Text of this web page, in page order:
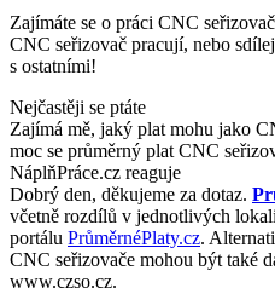
Zajímáte se o práci CNC
CNC seřizovač pracují, nebo
s ostatními!
Nejčastěji se ptáte
Zajímá mě, jaký plat mohu jako
moc se průměrný plat CNC
NáplňPráce.cz reaguje
Dobrý den, děkujeme za dotaz.
včetně rozdílů v jednotlivých
portálu PrůměrnéPlaty.cz.
CNC seřizovače mohou být také
www.czso.cz.